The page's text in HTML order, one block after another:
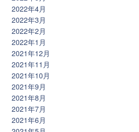
2022年4月
2022年3月
2022年2月
2022年1月
2021年12月
2021年11月
2021年10月
2021年9月
2021年8月
2021年7月
2021年6月